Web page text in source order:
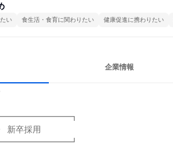
い 食生活・食育に関わりたい 健康促進に携わりたい
企業情報